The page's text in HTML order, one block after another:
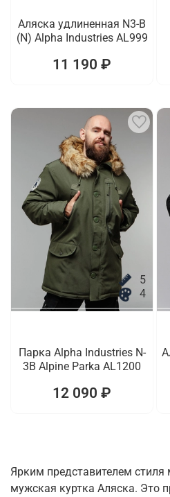
Аляска удлиненная N3-B
(N) Alpha Industries AL999
11 190 ₽
5
4
Парка Alpha Industries N-
3B Alpine Parka AL1200
12 090 ₽
Ярким представителем стиля
мужская куртка Аляска. Это